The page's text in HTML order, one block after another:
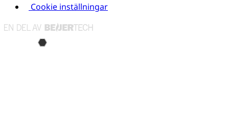
Cookie inställningar